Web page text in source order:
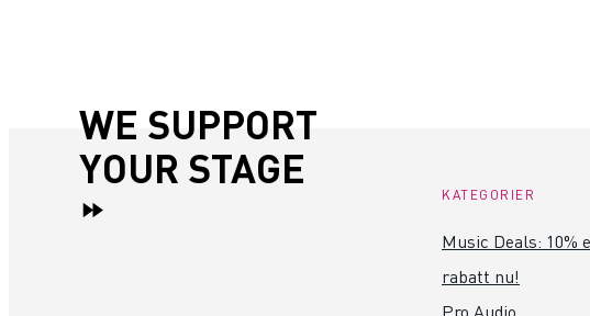
WE SUPPORT
YOUR STAGE
KATEGORIER
Music Deals: 10%
rabatt nu!